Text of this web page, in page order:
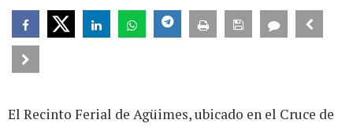
El Recinto Ferial de Agüimes, ubicado en el Cruce de